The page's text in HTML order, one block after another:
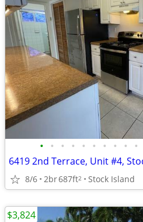
• • • • • • • • • •
8/6 2br687ft2 Stock Island
$3,824